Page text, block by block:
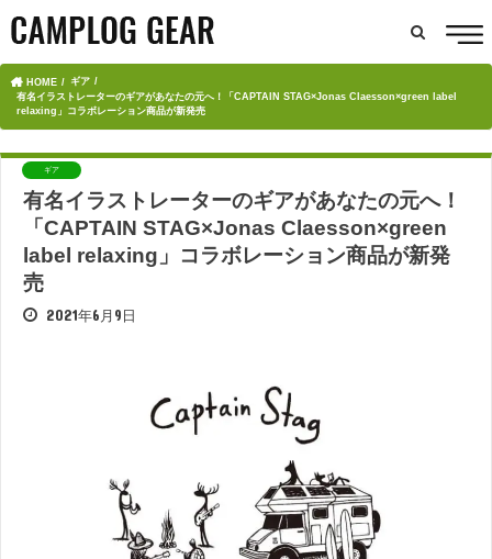
HOME
ギア
有名イラストレーターのギアがあなたの元へ！「CAPTAIN STAG×Jonas Claesson×green label
relaxing」コラボレーション商品が新発売
ギア
有名イラストレーターのギアがあなたの元へ！
「CAPTAIN STAG×Jonas Claesson×green
label relaxing」コラボレーション商品が新発
売
2021年6月9日